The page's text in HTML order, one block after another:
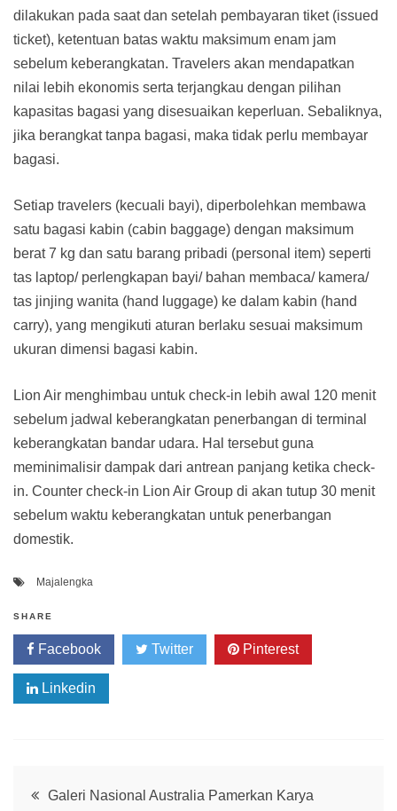
dilakukan pada saat dan setelah pembayaran tiket (issued
ticket), ketentuan batas waktu maksimum enam jam
sebelum keberangkatan. Travelers akan mendapatkan
nilai lebih ekonomis serta terjangkau dengan pilihan
kapasitas bagasi yang disesuaikan keperluan. Sebaliknya,
jika berangkat tanpa bagasi, maka tidak perlu membayar
bagasi.
Setiap travelers (kecuali bayi), diperbolehkan membawa
satu bagasi kabin (cabin baggage) dengan maksimum
berat 7 kg dan satu barang pribadi (personal item) seperti
tas laptop/ perlengkapan bayi/ bahan membaca/ kamera/
tas jinjing wanita (hand luggage) ke dalam kabin (hand
carry), yang mengikuti aturan berlaku sesuai maksimum
ukuran dimensi bagasi kabin.
Lion Air menghimbau untuk check-in lebih awal 120 menit
sebelum jadwal keberangkatan penerbangan di terminal
keberangkatan bandar udara. Hal tersebut guna
meminimalisir dampak dari antrean panjang ketika check-
in. Counter check-in Lion Air Group di akan tutup 30 menit
sebelum waktu keberangkatan untuk penerbangan
domestik.
Majalengka
SHARE
Facebook Twitter Pinterest
Linkedin
Post
Galeri Nasional Australia Pamerkan Karya